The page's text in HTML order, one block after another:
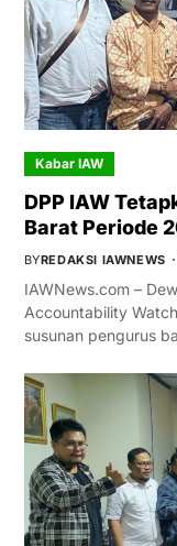
Kabar IAW
DPP IAW
Barat Periode
BYREDAKSI IAWNEWS
IAWNews.com –
Accountability
susunan pengurus